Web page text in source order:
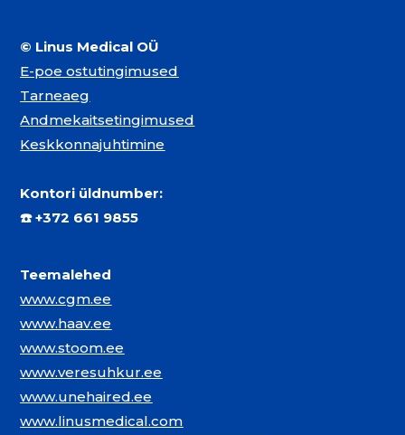
© Linus Medical OÜ
E-poe ostutingimused
Tarneaeg
Andmekaitsetingimused
Keskkonnajuhtimine
Kontori üldnumber:
☎️+372 661 9855
Teemalehed
www.cgm.ee
www.haav.ee
www.stoom.ee
www.veresuhkur.ee
www.unehaired.ee
www.linusmedical.com